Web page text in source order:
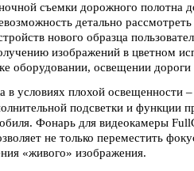
съемки дорожного полотна
детально
нового образца
изображений в цветном
оборудовании, освещении
в условиях плохой освещенности
подсветки и функции
Фонарь для видеокамеры
не только переместить
«живого» изображения.